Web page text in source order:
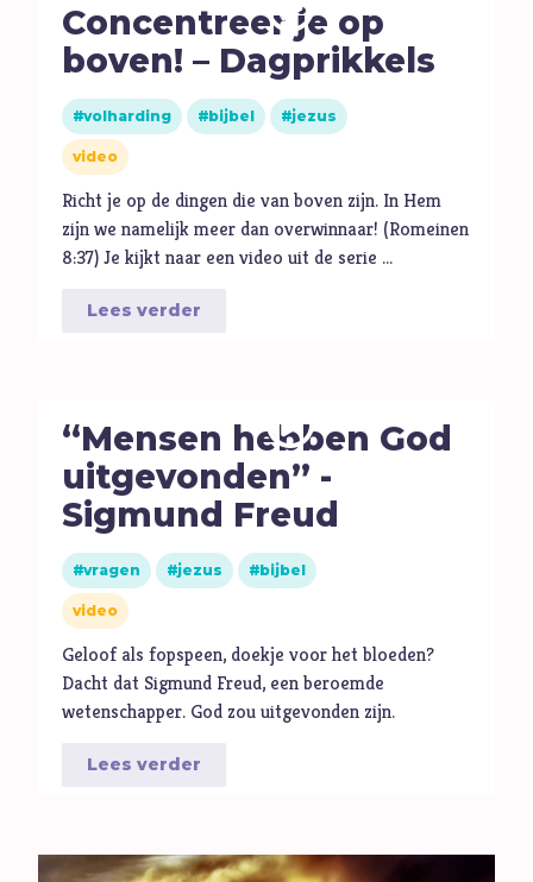
Concentreer je op
boven! – Dagprikkels
volharding bijbel jezus
video
Richt je op de dingen die van boven zijn. In Hem
zijn we namelijk meer dan overwinnaar! (Romeinen
8:37) Je kijkt naar een video uit de serie …
Lees verder
“Mensen hebben God
uitgevonden” -
Sigmund Freud
vragen jezus bijbel
video
Geloof als fopspeen, doekje voor het bloeden?
Dacht dat Sigmund Freud, een beroemde
wetenschapper. God zou uitgevonden zijn.
Lees verder